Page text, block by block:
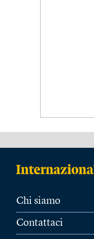
Chi siamo
Contattaci